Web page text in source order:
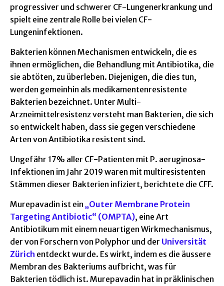
progressiver und schwerer CF-Lungenerkrankung und
spielt eine zentrale Rolle bei vielen CF-
Lungeninfektionen.
Bakterien können Mechanismen entwickeln, die es
ihnen ermöglichen, die Behandlung mit Antibiotika, die
sie abtöten, zu überleben. Diejenigen, die dies tun,
werden gemeinhin als medikamentenresistente
Bakterien bezeichnet. Unter Multi-
Arzneimittelresistenz versteht man Bakterien, die sich
so entwickelt haben, dass sie gegen verschiedene
Arten von Antibiotika resistent sind.
Ungefähr 17% aller CF-Patienten mit P. aeruginosa-
Infektionen im Jahr 2019 waren mit multiresistenten
Stämmen dieser Bakterien infiziert, berichtete die CFF.
Murepavadin ist ein „Outer Membrane Protein
Targeting Antibiotic“ (OMPTA), eine Art
Antibiotikum mit einem neuartigen Wirkmechanismus,
der von Forschern von Polyphor und der Universität
Zürich entdeckt wurde. Es wirkt, indem es die äussere
Membran des Bakteriums aufbricht, was für
Bakterien tödlich ist. Murepavadin hat in präklinischen